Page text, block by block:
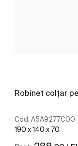
Robinet colțar
Cod: A5A9277C00
190 x 140 x 70